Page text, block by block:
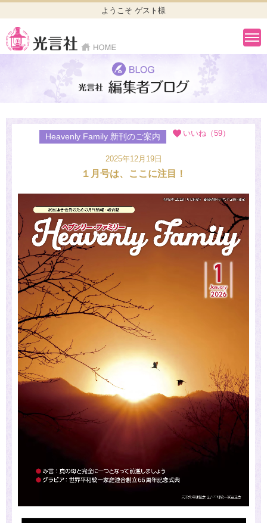
ようこそ ゲスト様
Heavenly Family 新刊のご案内 いいね（59）
2025年12月19日
１月号は、ここに注目！